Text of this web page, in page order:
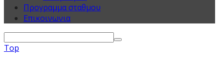
Προγραμμα σταθμου
Επικοινωνια
Top